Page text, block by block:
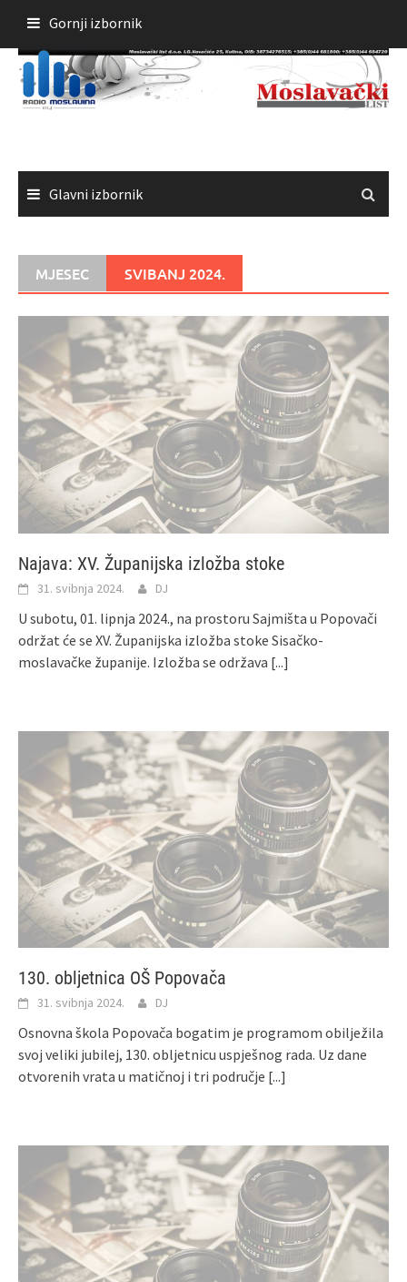
sadržaja
Gornji izbornik
Glavni izbornik
MJESEC SVIBANJ 2024.
Najava: XV. Županijska izložba stoke
31. svibnja 2024. DJ
U subotu, 01. lipnja 2024., na prostoru Sajmišta u Popovači
održat će se XV. Županijska izložba stoke Sisačko-
moslavačke županije. Izložba se održava [...]
130. obljetnica OŠ Popovača
31. svibnja 2024. DJ
Osnovna škola Popovača bogatim je programom obilježila
svoj veliki jubilej, 130. obljetnicu uspješnog rada. Uz dane
otvorenih vrata u matičnoj i tri područje [...]